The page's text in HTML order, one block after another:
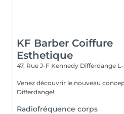
KF Barber Coiffure
Esthetique
47, Rue J-F Kennedy Differdange
Venez découvrir le nouveau
Differdange!
Radiofréquence corps